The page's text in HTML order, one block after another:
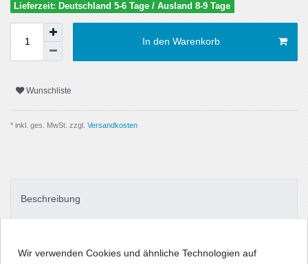
Lieferzeit: Deutschland 5-6 Tage / Ausland 8-9 Tage
In den Warenkorb
Wunschliste
* inkl. ges. MwSt. zzgl. Versandkosten
Beschreibung
Wir verwenden Cookies und ähnliche Technologien auf